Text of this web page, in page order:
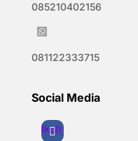
085210402156

081122333715
Social Media
Ikuti